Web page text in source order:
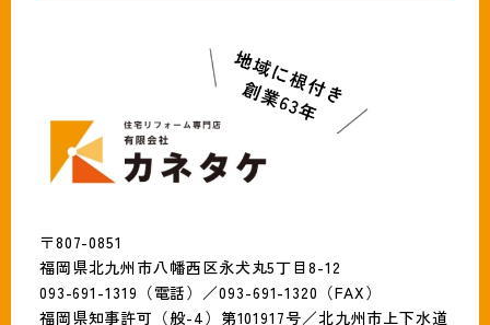
〒807-0851
福岡県北九州市八幡西区永犬丸5丁目8-12
093-691-1319（電話）／093-691-1320（FAX）
福岡県知事許可（般-4）第101917号／北九州市上下水道